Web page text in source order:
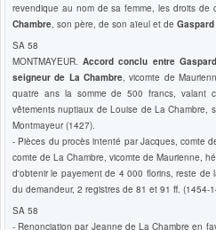
revendique au nom de sa femme, les droits de
Chambre, son père, de son aïeul et de
SA 58
MONTMAYEUR.Accord conclu entre
seigneur de La Chambre, vicomte de
quatre ans la somme de 500 francs, valant
vêtements nuptiaux de Louise de La Chambre,
Montmayeur (1427).
- Pièces du procès intenté par Jacques, comte
comte de La Chambre, vicomte de Maurienne,
d'obtenir le payement de 4 000 florins, reste de
du demandeur, 2 registres de 81 et 91 ff. (1454-
SA 58
- Renonciation par Jeanne de La Chambre en